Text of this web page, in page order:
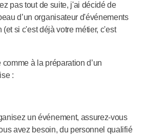
pas tout de suite, j'ai décidé de
d’un organisateur d'événements
si c'est déjà votre métier, c'est
à la préparation d’un
:
un événement, assurez-vous
avez besoin, du personnel qualifié